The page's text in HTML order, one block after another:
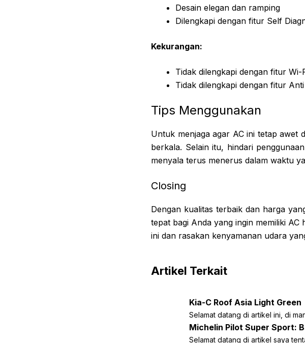
Desain elegan dan ramping
Dilengkapi dengan fitur Self
Kekurangan:
Tidak dilengkapi dengan fitur Wi-
Tidak dilengkapi dengan fitur
Tips Menggunakan
Untuk menjaga agar AC ini tetap awet
berkala. Selain itu, hindari
menyala terus menerus dalam waktu
Closing
Dengan kualitas terbaik dan harga
tepat bagi Anda yang ingin memiliki
ini dan rasakan kenyamanan udara
Artikel Terkait
Kia-C Roof Asia Light Green
Selamat datang di artikel ini, di
Michelin Pilot Super Sport:
Selamat datang di artikel saya